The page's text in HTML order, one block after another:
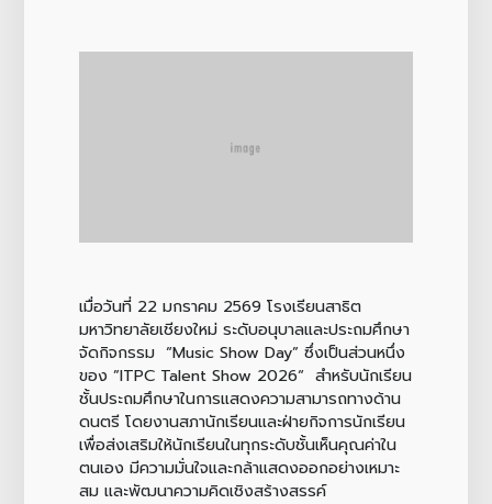
เมื่อวันที่ 22 มกราคม 2569 โรงเรียนสาธิต
มหาวิทยาลัยเชียงใหม่ ระดับอนุบาลและประถมศึกษา
จัดกิจกรรม “Music Show Day” ซึ่งเป็นส่วนหนึ่ง
ของ ”ITPC Talent Show 2026“ สำหรับนักเรียน
ชั้นประถมศึกษาในการแสดงความสามารถทางด้าน
ดนตรี โดยงานสภานักเรียนและฝ่ายกิจการนักเรียน
เพื่อส่งเสริมให้นักเรียนในทุกระดับชั้นเห็นคุณค่าใน
ตนเอง มีความมั่นใจและกล้าแสดงออกอย่างเหมาะ
สม เเละพัฒนาความคิดเชิงสร้างสรรค์